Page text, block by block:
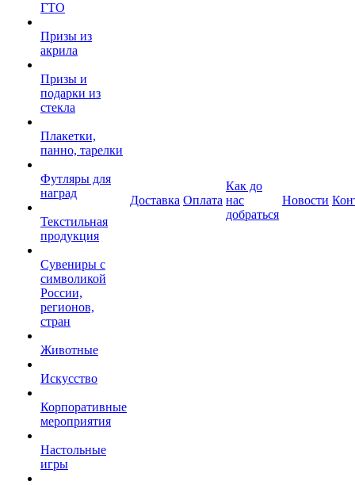
ГТО
Призы из
акрила
Призы и
подарки из
стекла
Плакетки,
панно, тарелки
Футляры для
наград
Текстильная
продукция
Сувениры с
символикой
России,
регионов,
стран
Животные
Искусство
Корпоративные
мероприятия
Настольные
игры
Доставка Оплата
Как до
нас
добраться
Новости